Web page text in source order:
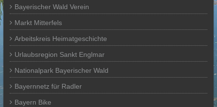
Bayerischer Wald Verein
Markt Mitterfels
Arbeitskreis Heimatgeschichte
Urlaubsregion Sankt Englmar
Nationalpark Bayerischer Wald
Bayernnetz für Radler
Bayern Bike